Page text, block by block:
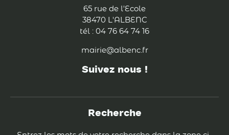
65 rue de l'Ecole
38470 L'ALBENC
tél : 04 76 64 74 16
mairie@albenc.fr
Suivez nous !
Recherche